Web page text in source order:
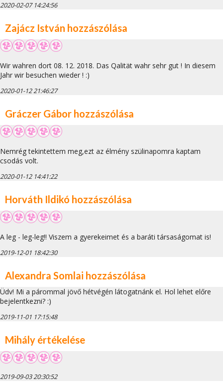
2020-02-07 14:24:56
Zajácz István hozzászólása
Wir wahren dort 08. 12. 2018. Das Qalität wahr sehr gut ! In diesem
Jahr wir besuchen wieder ! :)
2020-01-12 21:46:27
Gráczer Gábor hozzászólása
Nemrég tekintettem meg,ezt az élmény szülinapomra kaptam
csodás volt.
2020-01-12 14:41:22
Horváth Ildikó hozzászólása
A leg - leg-leg!! Viszem a gyerekeimet és a baráti társaságomat is!
2019-12-01 18:42:30
Alexandra Somlai hozzászólása
Üdv! Mi a párommal jövő hétvégén látogatnánk el. Hol lehet előre
bejelentkezni? :)
2019-11-01 17:15:48
Mihály értékelése
2019-09-03 20:30:52